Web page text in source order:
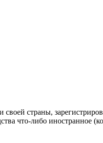
страны,
что-либо иностранное